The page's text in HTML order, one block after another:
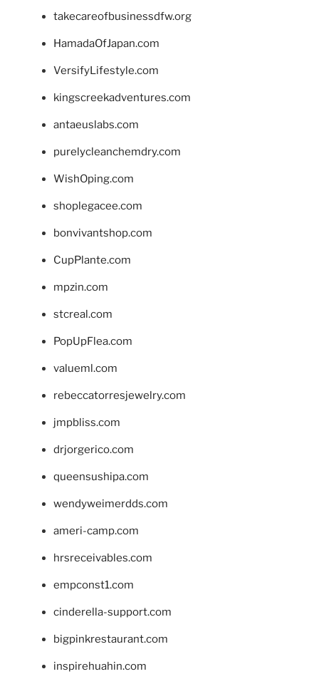
takecareofbusinessdfw.org
HamadaOfJapan.com
VersifyLifestyle.com
kingscreekadventures.com
antaeuslabs.com
purelycleanchemdry.com
WishOping.com
shoplegacee.com
bonvivantshop.com
CupPlante.com
mpzin.com
stcreal.com
PopUpFlea.com
valueml.com
rebeccatorresjewelry.com
jmpbliss.com
drjorgerico.com
queensushipa.com
wendyweimerdds.com
ameri-camp.com
hrsreceivables.com
empconst1.com
cinderella-support.com
bigpinkrestaurant.com
inspirehuahin.com